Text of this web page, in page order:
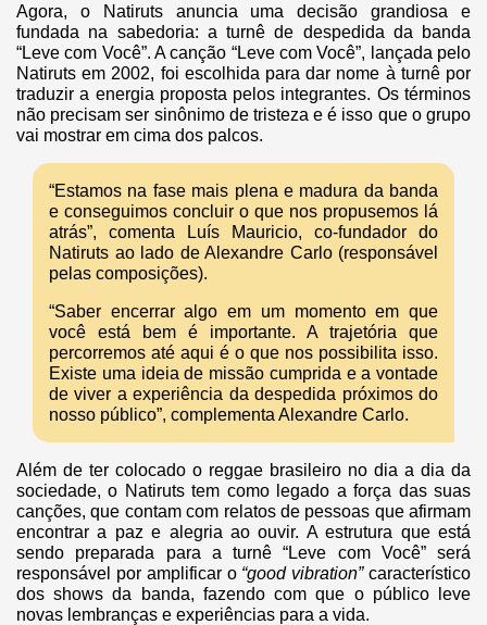
Agora, o Natiruts anuncia uma decisão grandiosa e
fundada na sabedoria: a turnê de despedida da banda
“Leve com Você”. A canção “Leve com Você”, lançada pelo
Natiruts em 2002, foi escolhida para dar nome à turnê por
traduzir a energia proposta pelos integrantes. Os términos
não precisam ser sinônimo de tristeza e é isso que o grupo
vai mostrar em cima dos palcos.
“Estamos na fase mais plena e madura da banda
e conseguimos concluir o que nos propusemos lá
atrás”, comenta Luís Mauricio, co-fundador do
Natiruts ao lado de Alexandre Carlo (responsável
pelas composições).
“Saber encerrar algo em um momento em que
você está bem é importante. A trajetória que
percorremos até aqui é o que nos possibilita isso.
Existe uma ideia de missão cumprida e a vontade
de viver a experiência da despedida próximos do
nosso público”, complementa Alexandre Carlo.
Além de ter colocado o reggae brasileiro no dia a dia da
sociedade, o Natiruts tem como legado a força das suas
canções, que contam com relatos de pessoas que afirmam
encontrar a paz e alegria ao ouvir. A estrutura que está
sendo preparada para a turnê “Leve com Você” será
responsável por amplificar o “good vibration”característico
dos shows da banda, fazendo com que o público leve
novas lembranças e experiências para a vida.